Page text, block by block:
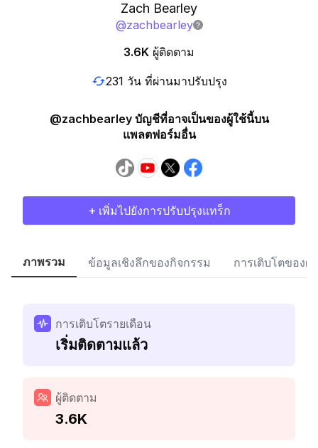
Zach Bearley
@zachbearley
3.6K ผู้ติดตาม
231 วัน ที่ผ่านมาปรับปรุง
@zachbearley บัญชีที่อาจเป็นของผู้ใช้นี้บน
แพลตฟอร์มอื่น
+ เพิ่มไปยังการปรับปรุงแทร็ก
ภาพรวม ข้อมูลเชิงลึกของกิจกรรม การเติบโตของผู้
การเติบโตรายเดือน
เริ่มติดตามแล้ว
ผู้ติดตาม
3.6K